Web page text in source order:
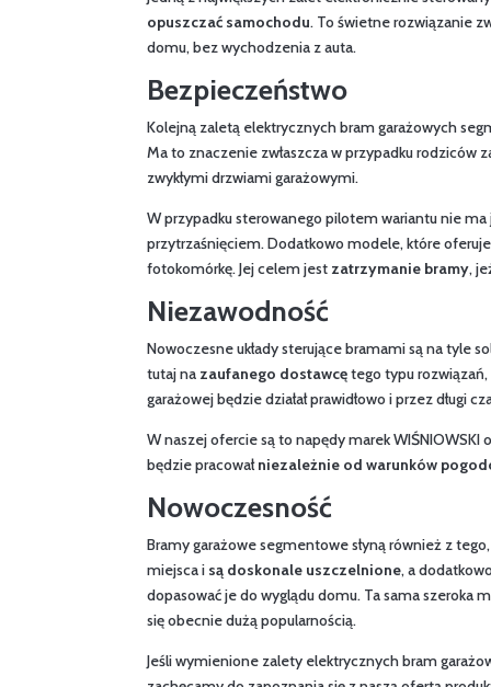
opuszczać samochodu. To świetne rozwiązanie
domu, bez wychodzenia z auta.
Bezpieczeństwo
Kolejną zaletą elektrycznych bram garażowych
Ma to znaczenie zwłaszcza w przypadku rodziców
zwykłymi drzwiami garażowymi.
W przypadku sterowanego pilotem wariantu nie
przytrzaśnięciem. Dodatkowo modele, które
fotokomórkę. Jej celem jest zatrzymanie bramy,
Niezawodność
Nowoczesne układy sterujące bramami są na tyle
tutaj na zaufanego dostawcętego typu
garażowej będzie działał prawidłowo i przez długi
W naszej ofercie są to napędy marek
będzie pracowałniezależnie od warunków
Nowoczesność
Bramy garażowe segmentowe słyną również z
miejsca i są doskonale uszczelnione, a
dopasować je do wyglądu domu. Ta sama szeroka
się obecnie dużą popularnością.
Jeśli wymienione zalety elektrycznych bram